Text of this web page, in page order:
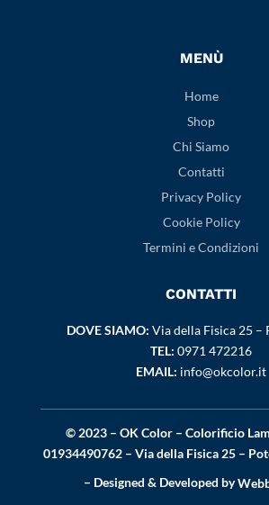
MENÙ
Home
Shop
Chi Siamo
Contatti
Privacy Policy
Cookie Policy
Termini e Condizioni
CONTATTI
DOVE SIAMO: Via della Fisica 25 –
TEL: 0971 472216
EMAIL: info@okcolor.it
© 2023 – OK Color – Colorificio
01934490762 – Via della Fisica 25 –
– Designed & Developed by